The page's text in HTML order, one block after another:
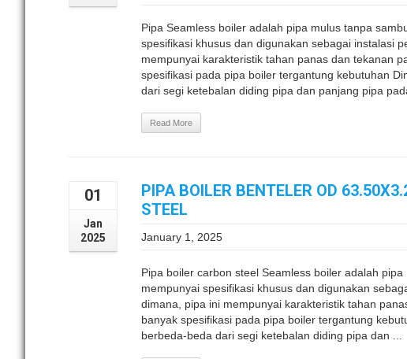
Pipa Seamless boiler adalah pipa mulus tanpa
spesifikasi khusus dan digunakan sebagai instalasi
mempunyai karakteristik tahan panas dan tekanan
spesifikasi pada pipa boiler tergantung kebutuhan
dari segi ketebalan diding pipa dan panjang pipa
Read More
01
Jan
2025
PIPA BOILER BENTELER OD
STEEL
January 1, 2025
Pipa boiler carbon steel Seamless boiler adalah
mempunyai spesifikasi khusus dan digunakan
dimana, pipa ini mempunyai karakteristik tahan
banyak spesifikasi pada pipa boiler tergantung
berbeda-beda dari segi ketebalan diding pipa dan ...